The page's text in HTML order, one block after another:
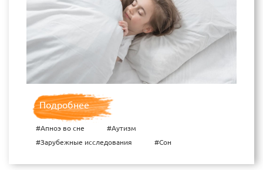
Подробнее
#Апноэ во сне
#Аутизм
#Зарубежные исследования
#Сон